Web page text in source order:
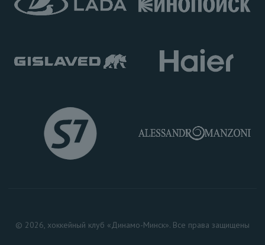
© 2026, хоккейный клуб «Динамо-Минск». Все права защищены